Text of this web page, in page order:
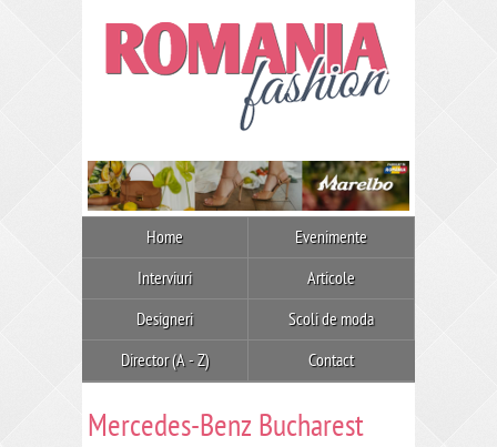
Home Evenimente
Interviuri Articole
Designeri Scoli de moda
Director (A - Z) Contact
Mercedes-Benz Bucharest